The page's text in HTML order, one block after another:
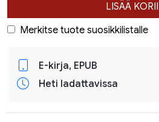
LISÄÄ
Merkitse tuote suosikkilistalle
E-kirja, EPUB
Heti ladattavissa